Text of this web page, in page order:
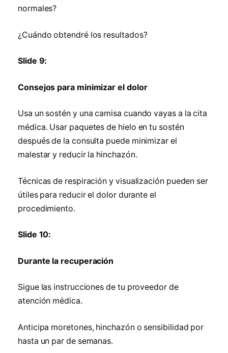
normales?
¿Cuándo obtendré los resultados?
Slide 9:
Consejos para minimizar el dolor
Usa un sostén y una camisa cuando vayas a la cita
médica. Usar paquetes de hielo en tu sostén
después de la consulta puede minimizar el
malestar y reducir la hinchazón.
Técnicas de respiración y visualización pueden ser
útiles para reducir el dolor durante el
procedimiento.
Slide 10:
Durante la recuperación
Sigue las instrucciones de tu proveedor de
atención médica.
Anticipa moretones, hinchazón o sensibilidad por
hasta un par de semanas.